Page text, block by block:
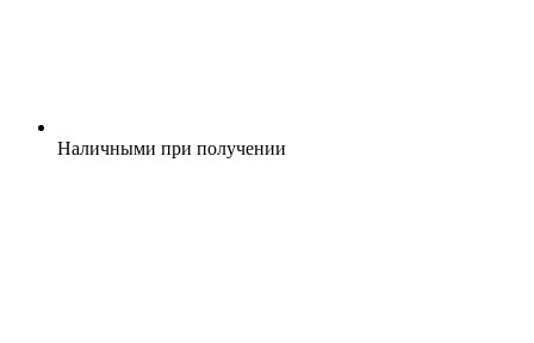
Наличными при получении